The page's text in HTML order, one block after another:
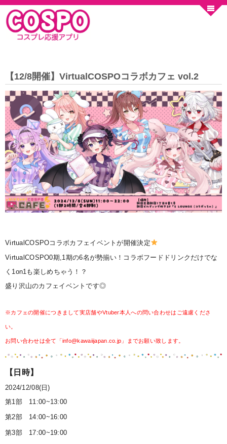
【12/8開催】VirtualCOSPOコラボカフェ vol.2
VirtualCOSPOコラボカフェイベントが開催決定
VirtualCOSPO0期,1期の6名が勢揃い！コラボフードドリンクだけでな
く1on1も楽しめちゃう！？
盛り沢山のカフェイベントです◎
※カフェの開催につきまして実店舗やVtuber本人への問い合わせはご遠慮くださ
い。
お問い合わせは全て「info@kawaiijapan.co.jp」までお願い致します。
【日時】
2024/12/08(日)
第1部 11:00~13:00
第2部 14:00~16:00
第3部 17:00~19:00